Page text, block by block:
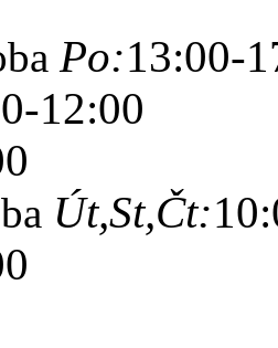
Po:13:00-
12:00
Út,St,Čt: